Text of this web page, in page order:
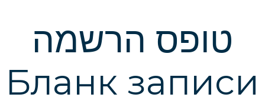
טופס הרשמה
Бланк записи